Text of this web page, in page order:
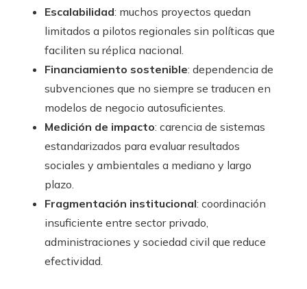
Escalabilidad: muchos proyectos quedan
limitados a pilotos regionales sin políticas que
faciliten su réplica nacional.
Financiamiento sostenible: dependencia de
subvenciones que no siempre se traducen en
modelos de negocio autosuficientes.
Medición de impacto: carencia de sistemas
estandarizados para evaluar resultados
sociales y ambientales a mediano y largo
plazo.
Fragmentación institucional: coordinación
insuficiente entre sector privado,
administraciones y sociedad civil que reduce
efectividad.